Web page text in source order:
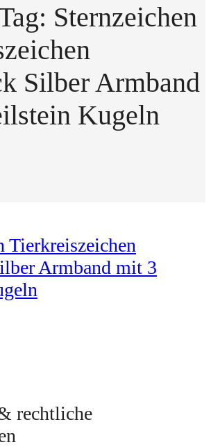
Sternzeichen
Silber Armband
Kugeln
Tierkreiszeichen
Armband mit 3
rechtliche